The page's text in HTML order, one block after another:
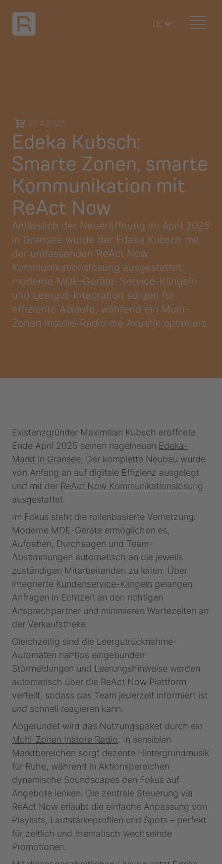
DE
28.4.2025
Edeka Kubsch:
Smarte Zonen, smarte
Kommunikation mit
ReAct Now
Anlässlich der Neueröffnung im April 2025
in Gransee wurde der Edeka Kubsch mit
der umfassenden ReAct Now
Kommunikationslösung ausgestattet:
moderne MDE-Geräte, Service-Klingeln
und Leergut-Integration sorgen für
effiziente Abläufe, während ein Multi-
Zonen Instore Radio die Akustik optimiert.
Existenzgründer Maximilian Kubsch eröffnete
Ende April 2025 seinen nagelneuen Edeka-
Markt in Gransee. Der komplette Neubau wurde
von Anfang an auf digitale Effizienz ausgelegt
und mit der ReAct Now Kommunikationslösung
ausgestattet.
Im Fokus steht die rollenbasierte Vernetzung:
Moderne MDE-Geräte ermöglichen es,
Aufgaben, Durchsagen und Team-
Abstimmungen automatisch an die jeweils
zuständigen Mitarbeitenden zu leiten. Über
integrierte Kundenservice-Klingeln gelangen
Anfragen in Echtzeit an den richtigen
Ansprechpartner und minimieren Wartezeiten an
der Verkaufstheke.
Gleichzeitig sind die Leergutrücknahme-
Automaten nahtlos eingebunden:
Störmeldungen und Leerungshinweise werden
automatisch über die ReAct Now Plattform
verteilt, sodass das Team jederzeit informiert ist
und schnell reagieren kann.
Abgerundet wird das Nutzungspaket durch ein
Multi-Zonen Instore Radio. In sensiblen
Marktbereichen sorgt dezente Hintergrundmusik
für Ruhe, während in Aktionsbereichen
dynamische Soundscapes den Fokus auf
Angebote lenken. Die zentrale Steuerung via
ReAct Now erlaubt die einfache Anpassung von
Playlists, Lautstärkeprofilen und Spots – perfekt
für zeitlich und thematisch wechselnde
Promotionen.